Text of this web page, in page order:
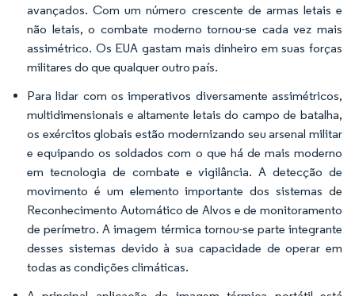
avançados. Com um número crescente de armas letais e
não letais, o combate moderno tornou-se cada vez mais
assimétrico. Os EUA gastam mais dinheiro em suas forças
militares do que qualquer outro país.
Para lidar com os imperativos diversamente assimétricos,
multidimensionais e altamente letais do campo de batalha,
os exércitos globais estão modernizando seu arsenal militar
e equipando os soldados com o que há de mais moderno
em tecnologia de combate e vigilância. A detecção de
movimento é um elemento importante dos sistemas de
Reconhecimento Automático de Alvos e de monitoramento
de perímetro. A imagem térmica tornou-se parte integrante
desses sistemas devido à sua capacidade de operar em
todas as condições climáticas.